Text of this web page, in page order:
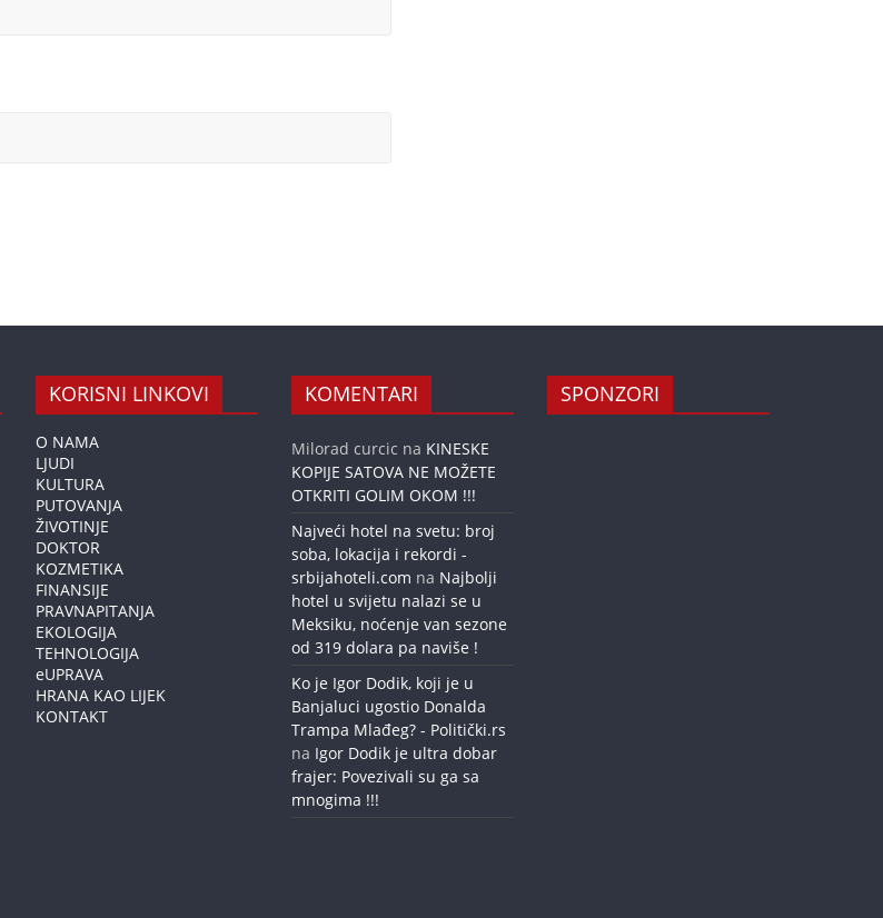
KORISNI LINKOVI
O NAMA
LJUDI
KULTURA
PUTOVANJA
ŽIVOTINJE
DOKTOR
KOZMETIKA
FINANSIJE
PRAVNAPITANJA
EKOLOGIJA
TEHNOLOGIJA
eUPRAVA
HRANA KAO LIJEK
KONTAKT
KOMENTARI
Milorad curcic na KINESKE
KOPIJE SATOVA NE MOŽETE
OTKRITI GOLIM OKOM !!!
Najveći hotel na svetu: broj
soba, lokacija i rekordi -
srbijahoteli.com na Najbolji
hotel u svijetu nalazi se u
Meksiku, noćenje van sezone
od 319 dolara pa naviše !
Ko je Igor Dodik, koji je u
Banjaluci ugostio Donalda
Trampa Mlađeg? - Politički.rs
na Igor Dodik je ultra dobar
frajer: Povezivali su ga sa
mnogima !!!
SPONZORI